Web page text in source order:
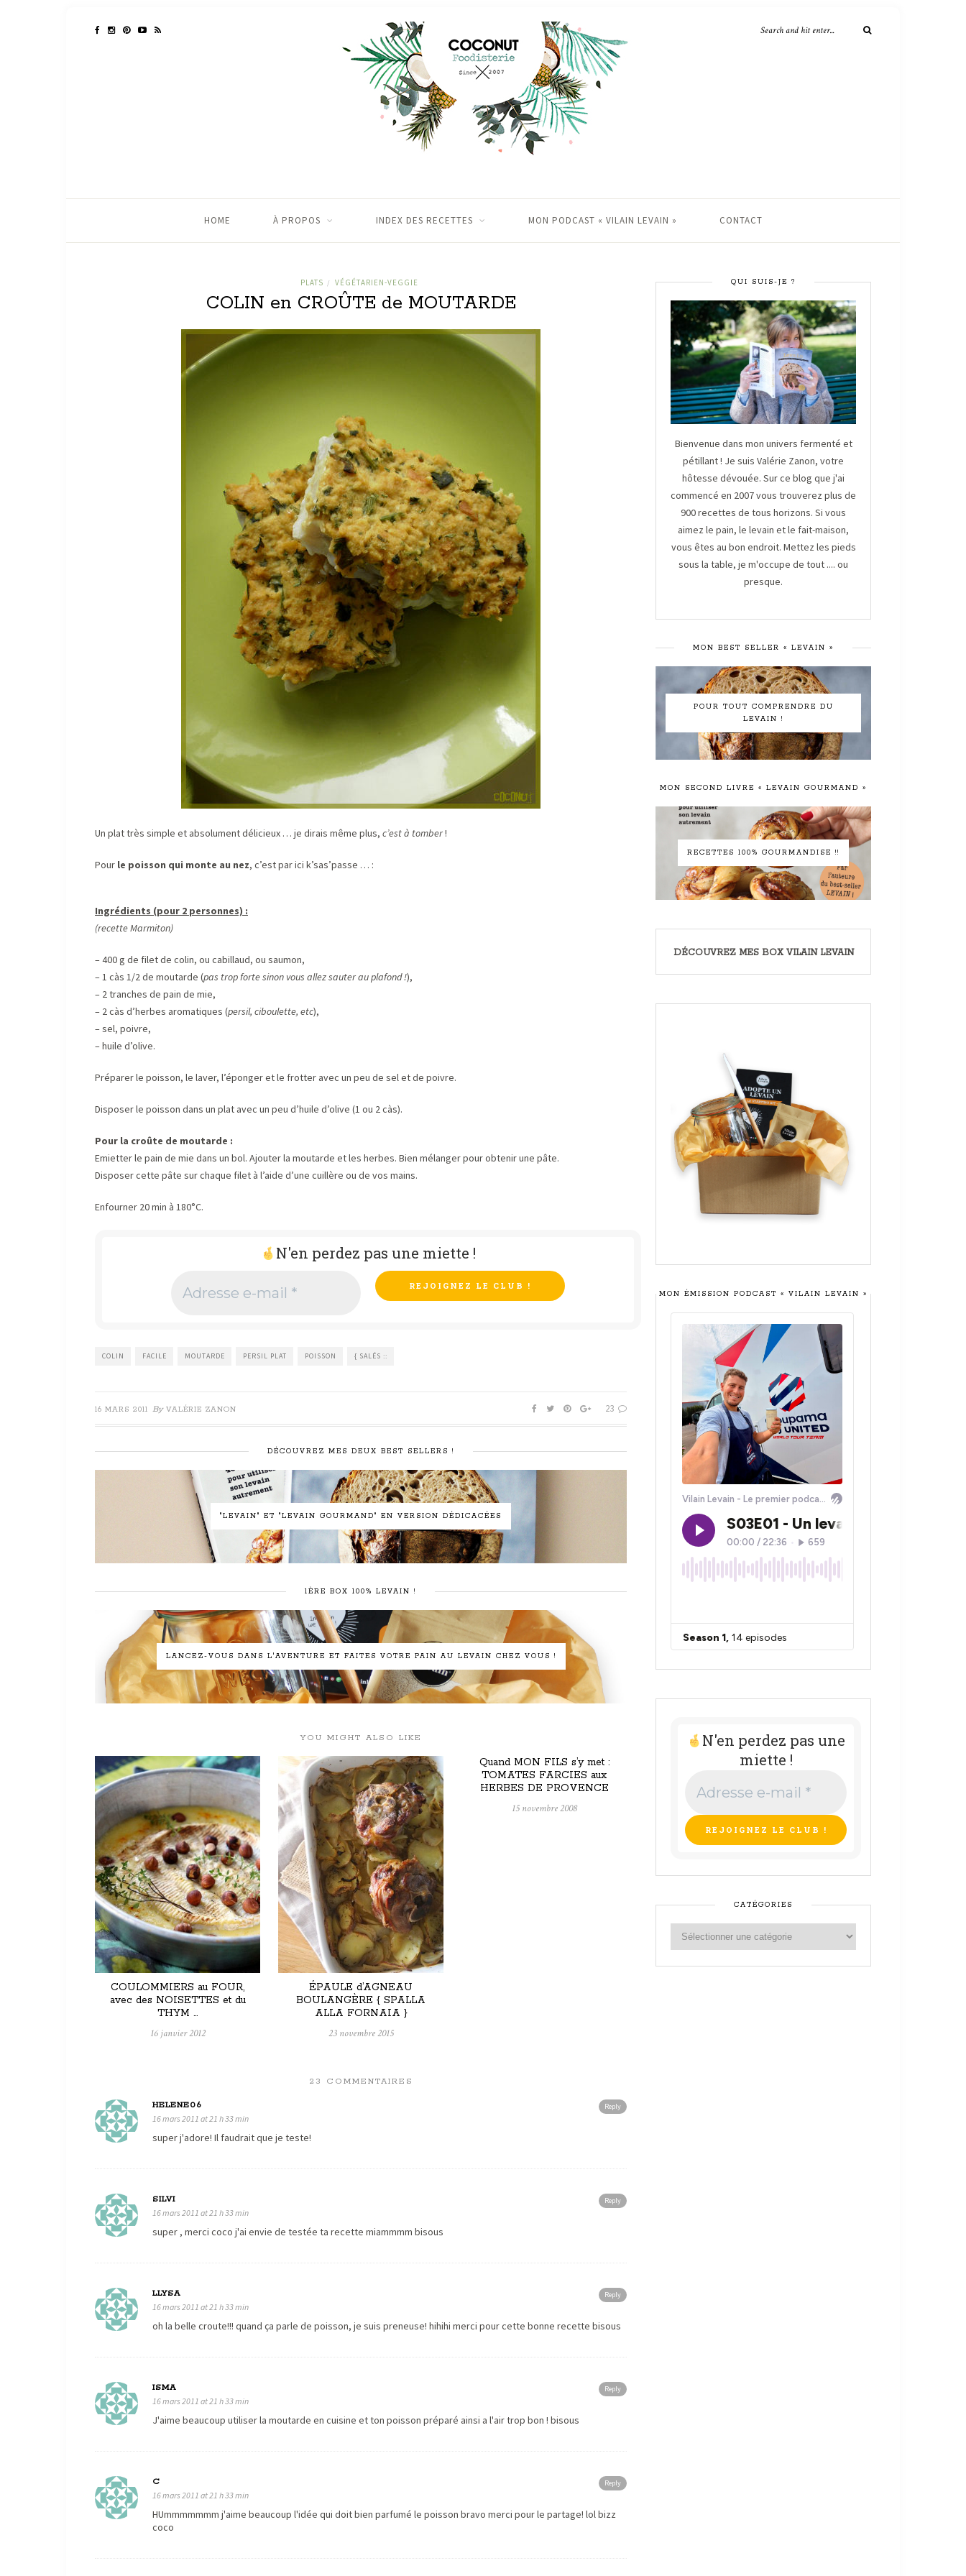
HOME À PROPOS INDEX DES RECETTES MON PODCAST « VILAIN LEVAIN » CONTACT
PLATS / VÉGÉTARIEN-VEGGIE
COLIN en CROÛTE de MOUTARDE
Un plat très simple et absolument délicieux … je dirais même plus, c’est à tomber!
Pour le poisson qui monte au nez, c’est par ici k’sas’passe … :
Ingrédients (pour 2 personnes) :
(recette Marmiton)
– 400 g de filet de colin, ou cabillaud, ou saumon,
– 1 càs 1/2 de moutarde (pas trop forte sinon vous allez sauter au plafond !),
– 2 tranches de pain de mie,
– 2 càs d’herbes aromatiques (persil, ciboulette, etc),
– sel, poivre,
– huile d’olive.
Préparer le poisson, le laver, l’éponger et le frotter avec un peu de sel et de poivre.
Disposer le poisson dans un plat avec un peu d’huile d’olive (1 ou 2 càs).
Pour la croûte de moutarde :
Emietter le pain de mie dans un bol. Ajouter la moutarde et les herbes. Bien mélanger pour obtenir une pâte.
Disposer cette pâte sur chaque filet à l’aide d’une cuillère ou de vos mains.
Enfourner 20 min à 180°C.
N'en perdez pas une miette !
e-
COLIN FACILE MOUTARDE PERSIL PLAT POISSON { SALÉS ::
16 MARS 2011 By VALÉRIE ZANON 23
DÉCOUVREZ MES DEUX BEST SELLERS !
"LEVAIN" ET "LEVAIN GOURMAND" EN VERSION DÉDICACÉES
1ÈRE BOX 100% LEVAIN !
LANCEZ-VOUS DANS L'AVENTURE ET FAITES VOTRE PAIN AU LEVAIN CHEZ VOUS !
YOU MIGHT ALSO LIKE
COULOMMIERS au FOUR,
avec des NOISETTES et du
THYM …
16 janvier 2012
ÉPAULE d’AGNEAU
BOULANGÈRE { SPALLA
ALLA FORNAIA }
23 novembre 2015
Quand MON FILS s’y met :
TOMATES FARCIES aux
HERBES DE PROVENCE
15 novembre 2008
23 COMMENTAIRES
Reply
HELENE06
16 mars 2011 at 21 h 33 min
super j'adore! Il faudrait que je teste!
Reply
SILVI
16 mars 2011 at 21 h 33 min
super , merci coco j'ai envie de testée ta recette miammmm bisous
Reply
LLYSA
16 mars 2011 at 21 h 33 min
oh la belle croute!!! quand ça parle de poisson, je suis preneuse! hihihi merci pour cette bonne recette bisous
Reply
ISMA
16 mars 2011 at 21 h 33 min
J'aime beaucoup utiliser la moutarde en cuisine et ton poisson préparé ainsi a l'air trop bon ! bisous
Reply
C
16 mars 2011 at 21 h 33 min
HUmmmmmmm j'aime beaucoup l'idée qui doit bien parfumé le poisson bravo merci pour le partage! lol bizz
coco
QUI SUIS-JE ?
Bienvenue dans mon univers fermenté et
pétillant ! Je suis Valérie Zanon, votre
hôtesse dévouée. Sur ce blog que j'ai
commencé en 2007 vous trouverez plus de
900 recettes de tous horizons. Si vous
aimez le pain, le levain et le fait-maison,
vous êtes au bon endroit. Mettez les pieds
sous la table, je m'occupe de tout .... ou
presque.
MON BEST SELLER « LEVAIN »
POUR TOUT COMPRENDRE DU
LEVAIN !
MON SECOND LIVRE « LEVAIN GOURMAND »
RECETTES 100% GOURMANDISE !!
DÉCOUVREZ MES BOX VILAIN LEVAIN
MON ÉMISSION PODCAST « VILAIN LEVAIN »
N'en perdez pas une
miette !
e-
mail
*
CATÉGORIES